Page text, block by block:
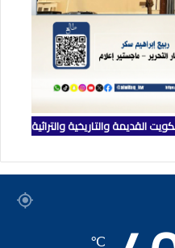
القديمة والتاريخية والتراثية
℃